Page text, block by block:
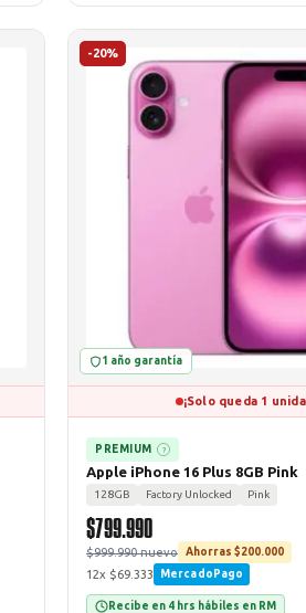
-20%
1 año garantía
¡Solo queda 1
PREMIUM ?
Apple iPhone 16 Plus 8GB Pink
128GB Factory Unlocked Pink
$799.990
$999.990 nuevo Ahorras $200.000
12x $69.333 MercadoPago
Recibe en 4 hrs hábiles en RM